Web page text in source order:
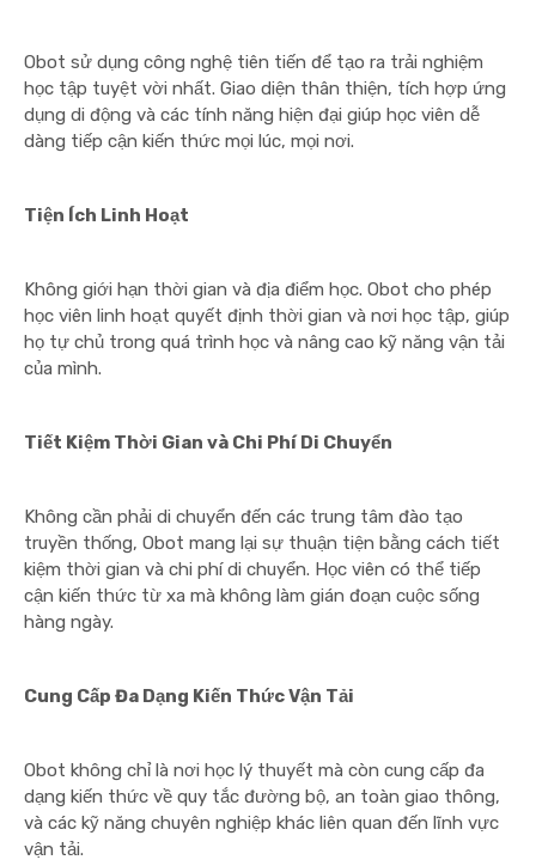
Obot sử dụng công nghệ tiên tiến để tạo ra trải nghiệm
học tập tuyệt vời nhất. Giao diện thân thiện, tích hợp ứng
dụng di động và các tính năng hiện đại giúp học viên dễ
dàng tiếp cận kiến thức mọi lúc, mọi nơi.
Tiện Ích Linh Hoạt
Không giới hạn thời gian và địa điểm học. Obot cho phép
học viên linh hoạt quyết định thời gian và nơi học tập, giúp
họ tự chủ trong quá trình học và nâng cao kỹ năng vận tải
của mình.
Tiết Kiệm Thời Gian và Chi Phí Di Chuyển
Không cần phải di chuyển đến các trung tâm đào tạo
truyền thống, Obot mang lại sự thuận tiện bằng cách tiết
kiệm thời gian và chi phí di chuyển. Học viên có thể tiếp
cận kiến thức từ xa mà không làm gián đoạn cuộc sống
hàng ngày.
Cung Cấp Đa Dạng Kiến Thức Vận Tải
Obot không chỉ là nơi học lý thuyết mà còn cung cấp đa
dạng kiến thức về quy tắc đường bộ, an toàn giao thông,
và các kỹ năng chuyên nghiệp khác liên quan đến lĩnh vực
vận tải.